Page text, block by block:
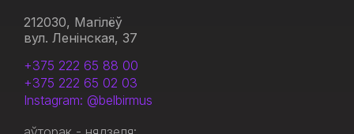
212030, Магілёў
вул. Ленінская, 37
+375 222 65 88 00
+375 222 65 02 03
Instagram: @belbirmus